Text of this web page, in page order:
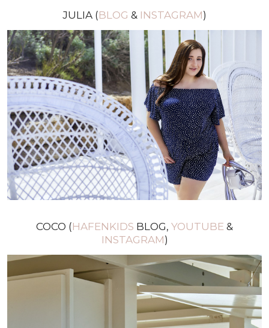
JULIA (BLOG & INSTAGRAM)
COCO (HAFENKIDS BLOG, YOUTUBE &
INSTAGRAM)